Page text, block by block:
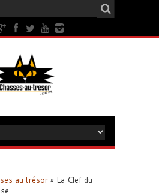
au trésor » La Clef du